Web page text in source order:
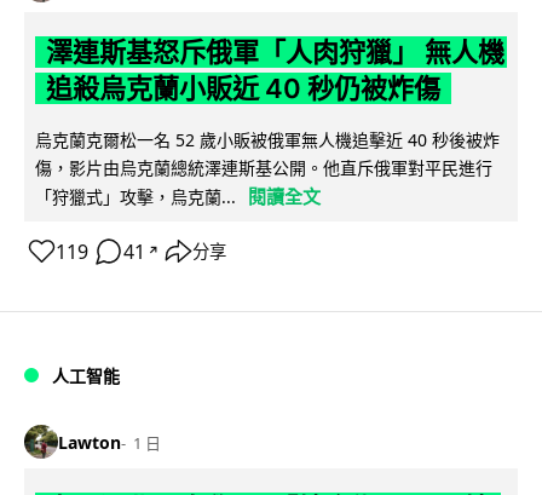
澤連斯基怒斥俄軍「人肉狩獵」 無人機
追殺烏克蘭小販近 40 秒仍被炸傷
烏克蘭克爾松一名 52 歲小販被俄軍無人機追擊近 40 秒後被炸
傷，影片由烏克蘭總統澤連斯基公開。他直斥俄軍對平民進行
「狩獵式」攻擊，烏克蘭...
閱讀全文
119 41 ↗ 分享
人工智能
Lawton 1 日